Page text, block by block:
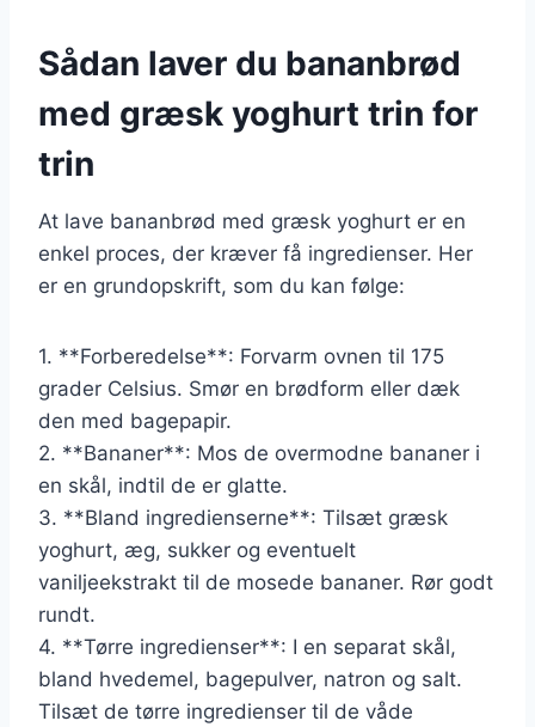
Sådan laver du bananbrød
med græsk yoghurt trin for
trin
At lave bananbrød med græsk yoghurt er en
enkel proces, der kræver få ingredienser. Her
er en grundopskrift, som du kan følge:
1. **Forberedelse**: Forvarm ovnen til 175
grader Celsius. Smør en brødform eller dæk
den med bagepapir.
2. **Bananer**: Mos de overmodne bananer i
en skål, indtil de er glatte.
3. **Bland ingredienserne**: Tilsæt græsk
yoghurt, æg, sukker og eventuelt
vaniljeekstrakt til de mosede bananer. Rør godt
rundt.
4. **Tørre ingredienser**: I en separat skål,
bland hvedemel, bagepulver, natron og salt.
Tilsæt de tørre ingredienser til de våde